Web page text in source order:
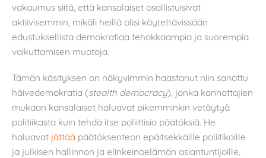
vakaumus siitä, että kansalaiset osallistuisivat
aktiivisemmin, mikäli heillä olisi käytettävissään
edustuksellista demokratiaa tehokkaampia ja suorempia
vaikuttamisen muotoja.
Tämän käsityksen on näkyvimmin haastanut niin sanottu
häivedemokratia (stealth democracy), jonka kannattajien
mukaan kansalaiset haluavat pikemminkin vetäytyä
politiikasta kuin tehdä itse poliittisia päätöksiä. He
haluavat jättää päätöksenteon epäitsekkäille poliitikoille
ja julkisen hallinnon ja elinkeinoelämän asiantuntijoille,